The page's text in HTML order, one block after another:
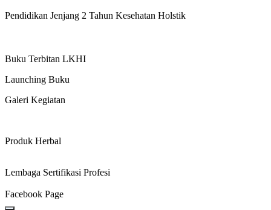
Pendidikan Jenjang 2 Tahun Kesehatan Holstik
Buku Terbitan LKHI
Launching Buku
Galeri Kegiatan
Produk Herbal
Lembaga Sertifikasi Profesi
Facebook Page